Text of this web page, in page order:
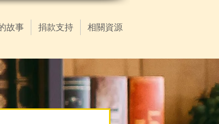
故事 捐款支持 相關資源